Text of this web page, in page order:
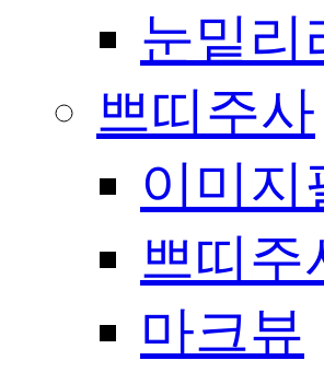
눈밑리
쁘띠주사
이미지
쁘띠주
마크뷰